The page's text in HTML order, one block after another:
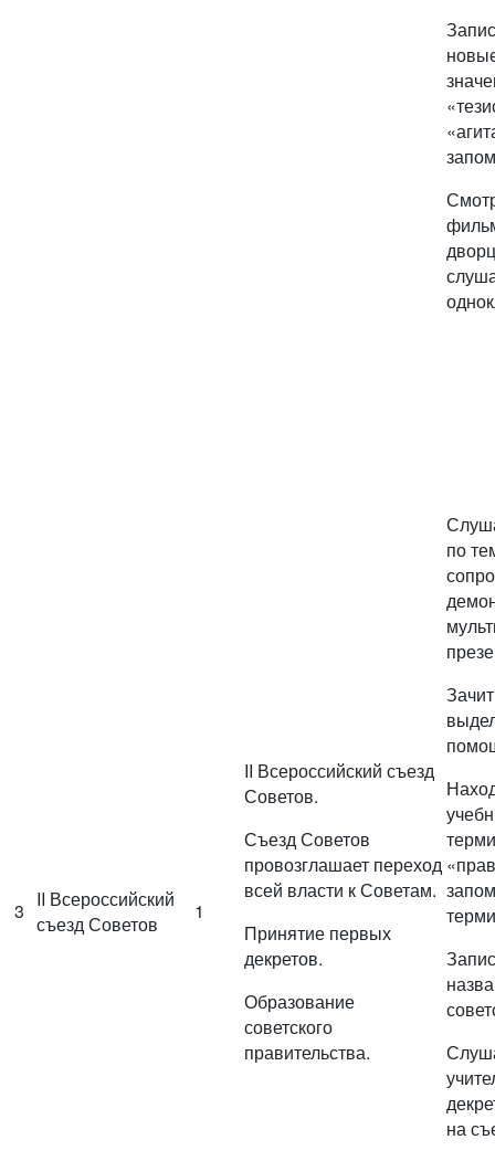
3 II Всероссийский
съезд Советов
1
II Всероссийский съезд
Советов.
Съезд Советов
провозглашает переход
всей власти к Советам.
Принятие первых
декретов.
Образование
советского
правительства.
по
на